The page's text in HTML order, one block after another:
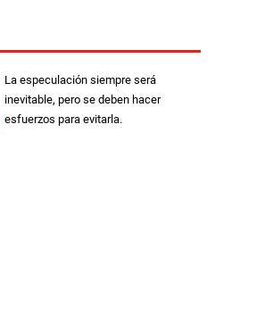
La especulación siempre será
inevitable, pero se deben hacer
esfuerzos para evitarla.